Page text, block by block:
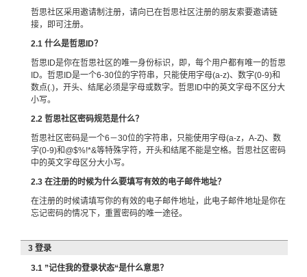
哲思社区采用邀请制注册，请向已在哲思社区注册的朋友索要邀请链
接，即可注册。
2.1 什么是哲思ID？
哲思ID是你在哲思社区的唯一身份标识，即，每个用户都有唯一的哲思
ID。哲思ID是一个6-30位的字符串，只能使用字母(a-z)、数字(0-9)和
数点(.)，开头、结尾必须是字母或数字。哲思ID中的英文字母不区分大
小写。
2.2 哲思社区密码规范是什么？
哲思社区密码是一个6－30位的字符串，只能使用字母(a-z，A-Z)、数
字(0-9)和@$%!*&等特殊字符，开头和结尾不能是空格。哲思社区密码
中的英文字母区分大小写。
2.3 在注册的时候为什么要填写有效的电子邮件地址？
在注册的时候请填写你的有效的电子邮件地址，此电子邮件地址是你在
忘记密码的情况下，重置密码的唯一途径。
3 登录
3.1 ”记住我的登录状态“是什么意思？